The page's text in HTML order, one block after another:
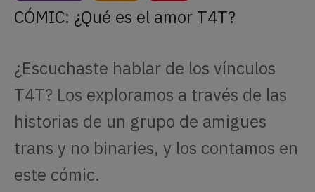
ACTUALIDAD
VIH & SIDA
ESCUELA
NOSOTRES
CÓMIC: ¿Qué es el amor T4T?
¿Escuchaste hablar de los vínculos
T4T? Los exploramos a través de las
historias de un grupo de amigues
trans y no binaries, y los contamos en
este cómic.